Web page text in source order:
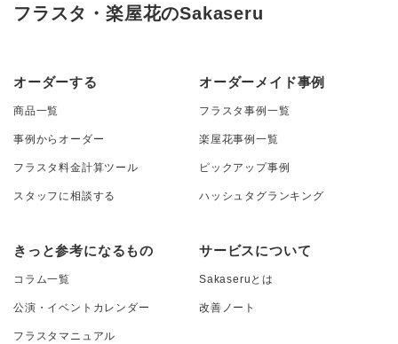
フラスタ・楽屋花のSakaseru
オーダーする
商品一覧
事例からオーダー
フラスタ料金計算ツール
スタッフに相談する
オーダーメイド事例
フラスタ事例一覧
楽屋花事例一覧
ピックアップ事例
ハッシュタグランキング
きっと参考になるもの
コラム一覧
公演・イベントカレンダー
フラスタマニュアル
サービスについて
Sakaseruとは
改善ノート